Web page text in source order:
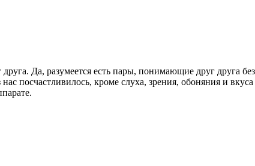
Да, разумеется есть пары, понимающие друг друга
посчастливилось, кроме слуха, зрения, обоняния и